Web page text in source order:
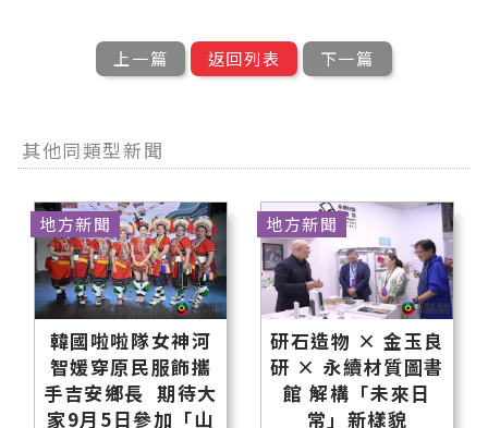
上一篇 返回列表 下一篇
其他同類型新聞
韓國啦啦隊女神河
智媛穿原民服飾攜
手吉安鄉長 期待大
家9月5日參加「山
地方新聞
研石造物 × 金玉良
研 × 永續材質圖書
館 解構「未來日
常」新樣貌
地方新聞